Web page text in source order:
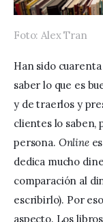
Foto: Alex Tran
Han sido
saber lo que es
y de traerlos y
clientes lo saben,
persona. Online es
dedica mucho
comparación al
escribirlo). Por
aspecto. Los